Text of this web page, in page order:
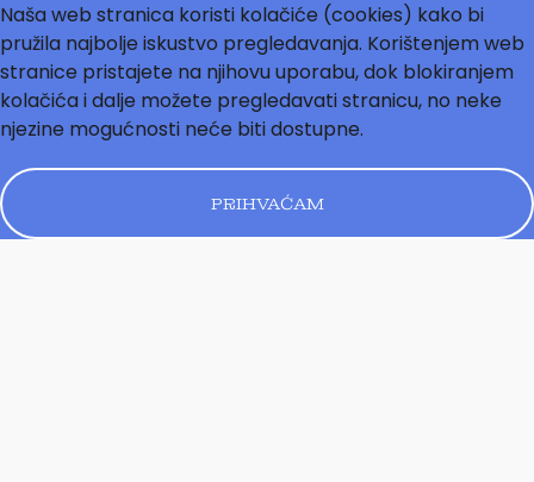
Naša web stranica koristi kolačiće (cookies) kako bi
pružila najbolje iskustvo pregledavanja. Korištenjem web
stranice pristajete na njihovu uporabu, dok blokiranjem
kolačića i dalje možete pregledavati stranicu, no neke
njezine mogućnosti neće biti dostupne.
PRIHVAĆAM